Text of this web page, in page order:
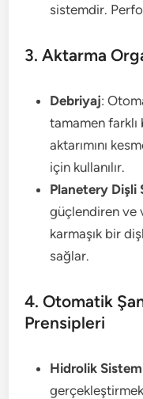
sistemdir.
3. Aktarma
Debriyaj:
tamamen
aktarımını
için kullanılır.
Planetery Dişli
güçlendiren ve
karmaşık bir
sağlar.
4. Otomatik
Prensipleri
Hidrolik Sistem
gerçekleştirmek